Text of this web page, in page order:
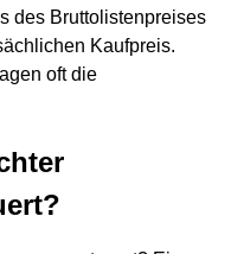
des Bruttolistenpreises
Kaufpreis.
oft die